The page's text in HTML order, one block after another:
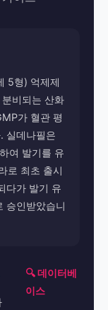
5형) 억제제
비되는 산화
가 혈관 평
실데나필은
여 발기를 유
로 최초 출시
다가 발기 유
승인받았습니
🔍 데이터베
이스